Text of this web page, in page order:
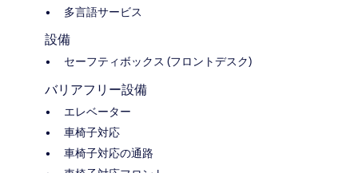
多言語サービス
設備
セーフティボックス (フロントデスク)
バリアフリー設備
エレベーター
車椅子対応
車椅子対応の通路